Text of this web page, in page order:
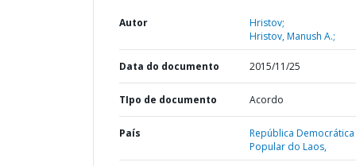
Autor
Hristov;
Hristov, Manush A.;
Data do documento 2015/11/25
TIpo de documento Acordo
País
República Democrática
Popular do Laos,